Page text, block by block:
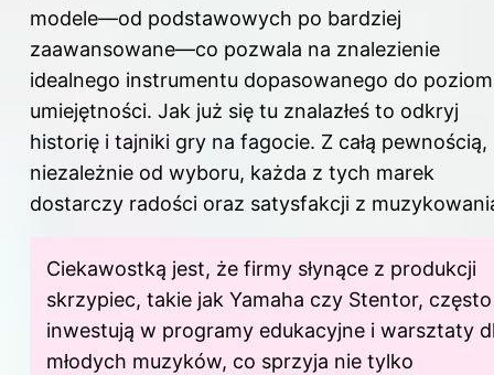
modele—od podstawowych po bardziej
zaawansowane—co pozwala na znalezienie
idealnego instrumentu dopasowanego do
umiejętności. Jak już się tu znalazłeś to odkryj
historię i tajniki gry na fagocie. Z całą pewnością,
niezależnie od wyboru, każda z tych marek
dostarczy radości oraz satysfakcji z
Ciekawostką jest, że firmy słynące z produkcji
skrzypiec, takie jak Yamaha czy Stentor, często
inwestują w programy edukacyjne i warsztaty
młodych muzyków, co sprzyja nie tylko